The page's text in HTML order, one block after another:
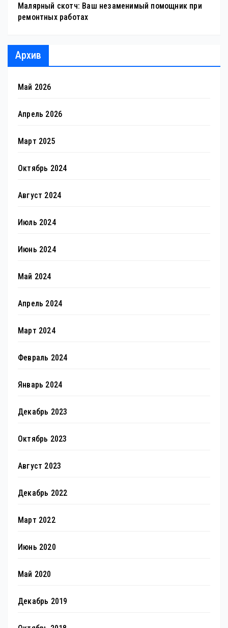
Малярный скотч: Ваш незаменимый помощник при
ремонтных работах
Архив
Май 2026
Апрель 2026
Март 2025
Октябрь 2024
Август 2024
Июль 2024
Июнь 2024
Май 2024
Апрель 2024
Март 2024
Февраль 2024
Январь 2024
Декабрь 2023
Октябрь 2023
Август 2023
Декабрь 2022
Март 2022
Июнь 2020
Май 2020
Декабрь 2019